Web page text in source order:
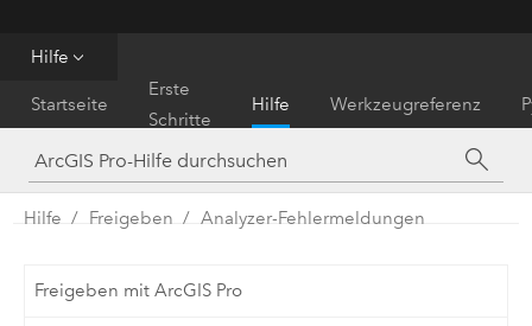
Hilfe
Startseite
Erste
Schritte
Hilfe Werkzeugreferenz
Hilfe Freigeben Analyzer-Fehlermeldungen
Freigeben mit ArcGIS Pro